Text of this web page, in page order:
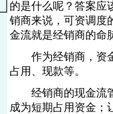
的是什么呢？答案应
销商来说，可资调度
金流就是经销商的命
作为经销商，资金
占用、现款等。
经销商的现金流管
成为短期占用资金；